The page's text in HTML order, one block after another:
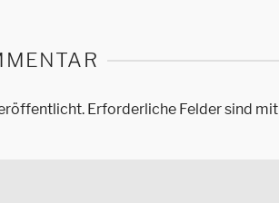
Erforderliche Felder sind mit